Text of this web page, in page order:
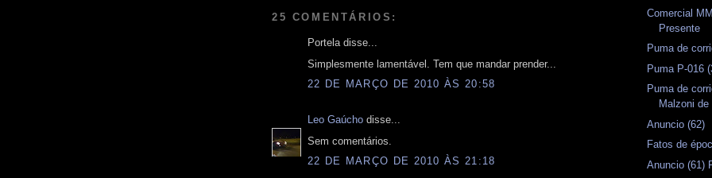
25 COMENTÁRIOS:
Portela disse...
Simplesmente lamentável. Tem que mandar prender...
22 DE MARÇO DE 2010 ÀS 20:58
Leo Gaúcho disse...
Sem comentários.
22 DE MARÇO DE 2010 ÀS 21:18
Comercial
Presente
Puma de
Puma P-016
Puma de
Malzoni de
Anuncio (62)
Fatos de
Anuncio (61)